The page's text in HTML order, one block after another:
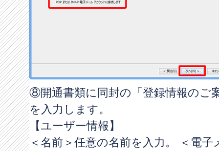
⑧開通書類に同封の「登録情報のご
を入力します。
【ユーザー情報】
＜名前＞任意の名前を入力。 ＜電